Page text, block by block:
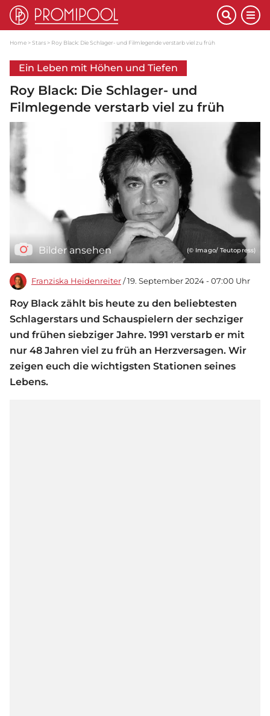
Home Stars Roy Black: Die Schlager- und Filmlegende verstarb viel zu früh
Ein Leben mit Höhen und Tiefen
Roy Black: Die Schlager- und
Filmlegende verstarb viel zu früh
Bilder ansehen (© Imago/ Teutopress)
Franziska Heidenreiter / 19. September 2024 - 07:00 Uhr
Roy Black zählt bis heute zu den beliebtesten
Schlagerstars und Schauspielern der sechziger
und frühen siebziger Jahre. 1991 verstarb er mit
nur 48 Jahren viel zu früh an Herzversagen. Wir
zeigen euch die wichtigsten Stationen seines
Lebens.